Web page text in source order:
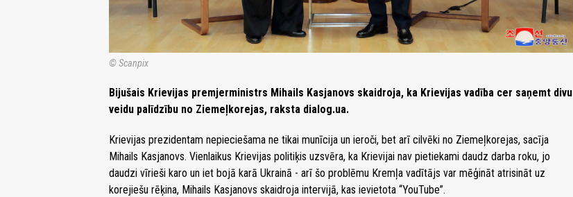
© Scanpix
Bijušais Krievijas premjerministrs Mihails Kasjanovs skaidroja, ka Krievijas vadība cer saņemt divu
veidu palīdzību no Ziemeļkorejas, raksta dialog.ua.
Krievijas prezidentam nepieciešama ne tikai munīcija un ieroči, bet arī cilvēki no Ziemeļkorejas, sacīja
Mihails Kasjanovs. Vienlaikus Krievijas politiķis uzsvēra, ka Krievijai nav pietiekami daudz darba roku, jo
daudzi vīrieši karo un iet bojā karā Ukrainā - arī šo problēmu Kremļa vadītājs var mēģināt atrisināt uz
korejiešu rēķina, Mihails Kasjanovs skaidroja intervijā, kas ievietota “YouTube”.